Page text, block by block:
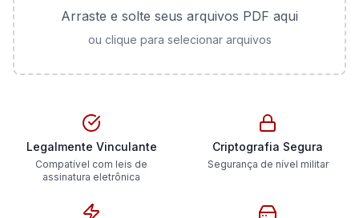
Arraste e solte seus arquivos PDF aqui
ou clique para selecionar arquivos
Legalmente Vinculante
Compatível com leis de
assinatura eletrônica
Criptografia Segura
Segurança de nível militar